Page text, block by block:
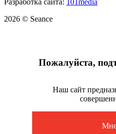
2026 © Seance
Пожалуйста,
Наш сайт
Мне